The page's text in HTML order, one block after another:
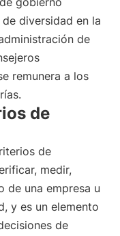
diversidad en la
de
remunera a los
de
de
medir,
de una empresa u
y es un elemento
de